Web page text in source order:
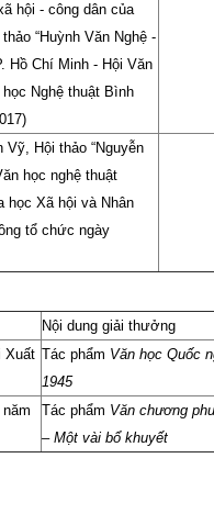
hội - công dân của
“Huỳnh Văn Nghệ -
Hồ Chí Minh - Hội Văn
Nghệ thuật Bình
Hội thảo “Nguyễn
học nghệ thuật
học Xã hội và Nhân
tổ chức ngày
Nội dung giải thưởng
Xuất Tác phẩm Văn học Quốc
1945
Tác phẩm Văn chương
– Một vài bổ khuyết